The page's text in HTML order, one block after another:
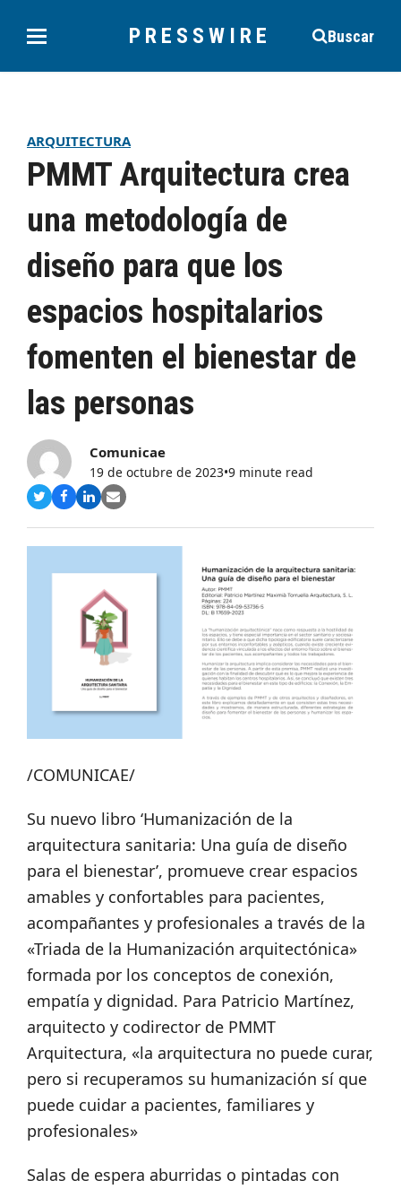
PRESSWIRE Buscar
ARQUITECTURA
PMMT Arquitectura crea
una metodología de
diseño para que los
espacios hospitalarios
fomenten el bienestar de
las personas
Comunicae
19 de octubre de 2023•9 minute read
Compartir
Twitter
Compartir
Facebook
Compartir
LinkedIn
Share
Email
/COMUNICAE/
Su nuevo libro ‘Humanización de la
arquitectura sanitaria: Una guía de diseño
para el bienestar’, promueve crear espacios
amables y confortables para pacientes,
acompañantes y profesionales a través de la
«Triada de la Humanización arquitectónica»
formada por los conceptos de conexión,
empatía y dignidad. Para Patricio Martínez,
arquitecto y codirector de PMMT
Arquitectura, «la arquitectura no puede curar,
pero si recuperamos su humanización sí que
puede cuidar a pacientes, familiares y
profesionales»
Salas de espera aburridas o pintadas con